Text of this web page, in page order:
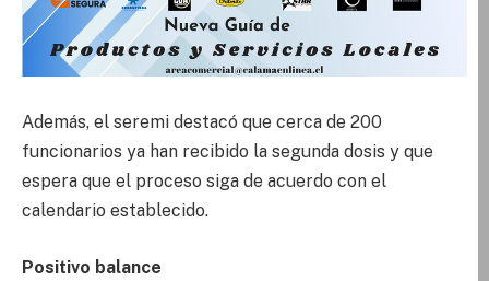
Además, el seremi destacó que cerca de 200
funcionarios ya han recibido la segunda dosis y que
espera que el proceso siga de acuerdo con el
calendario establecido.
Positivo balance